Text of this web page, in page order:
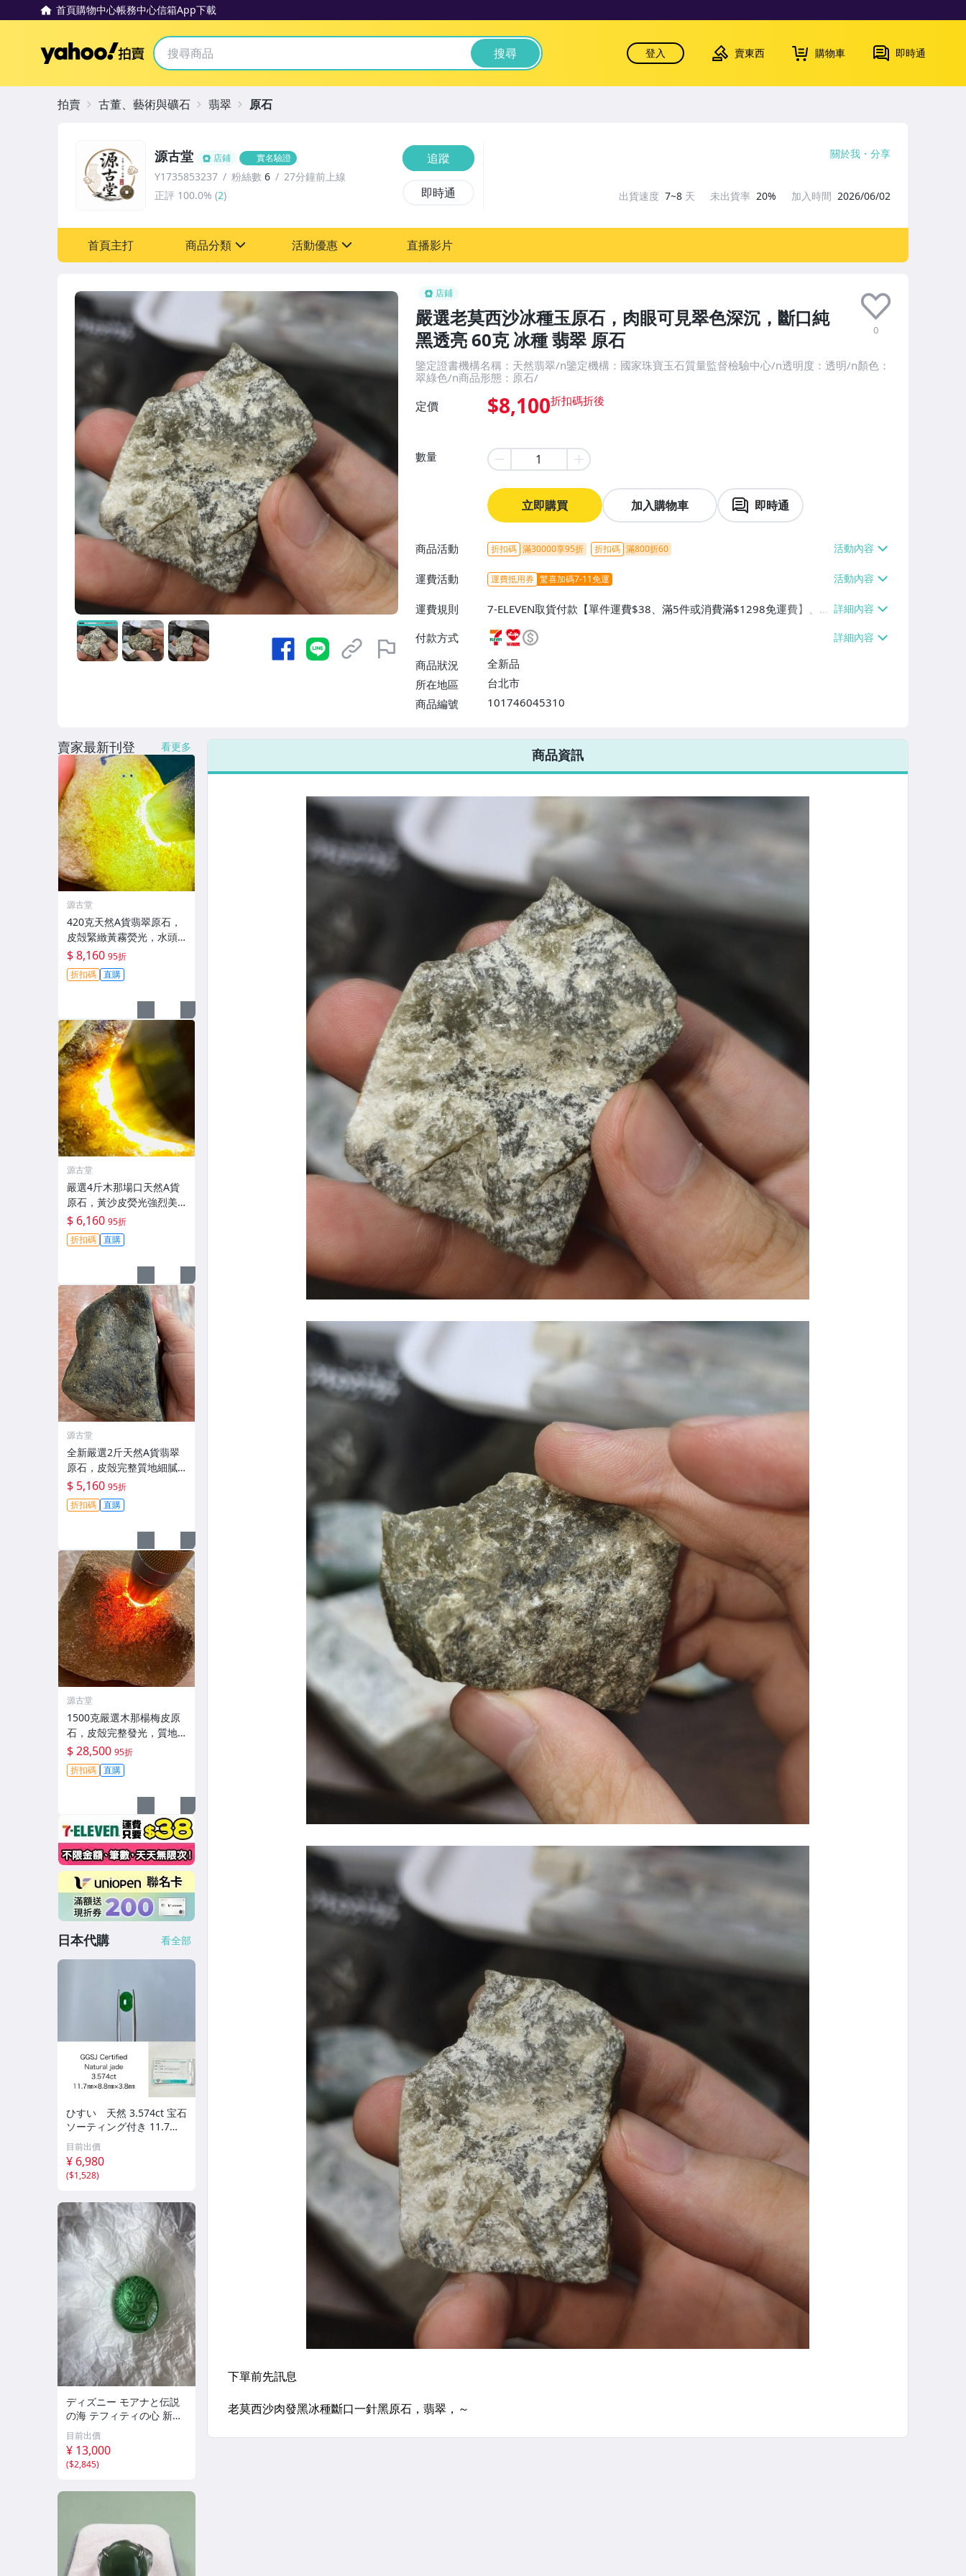
首頁購物中心帳務中心信箱App下載
Yahoo拍賣 搜尋 登入 賣東西 購物車 即時通
店鋪
嚴選老莫西沙冰種玉原石，肉眼可見翠色深沉，斷口純
黑透亮 60克 冰種 翡翠 原石
0
鑒定證書機構名稱：天然翡翠/n鑒定機構：國家珠寶玉石質量監督檢驗中心/n透明度：透明/n顏色：
翠綠色/n商品形態：原石/
定價 $8,100
數量
立即購買 加入購物車 即時通
商品活動 折扣碼 滿30000享95折 折扣碼 滿800折60
運費活動 運費抵用券 驚喜加碼7-11免運
運費規則
7-ELEVEN取貨付款【單件運費$38、滿5件或消費滿$1298免運費】、7-
ELEVEN取貨不付款【免運費】、萊爾富取貨付款【單件運費$60、滿5件
或消費滿$1298免運費】、宅配/貨運【單件運費$120、滿5件或消費滿
$1598免運費】
付款方式
商品狀況
全新品
所在地區
台北市
商品編號
101746045310
7-ELEVEN 運費只要38元
不限金額、筆數，筆筆優惠無限次！
源古堂 店鋪 實名驗證
Y1735853237 粉絲數 6
27分鐘前上線
正評 100.0% (2)
追蹤
即時通
關於我 分享
出貨速度 7~8 天 未出貨率 20% 加入時間 2026/06/02
首頁主打 商品分類 活動優惠
[全店] 粉絲專享
直播影片
拍賣 古董、藝術與礦石 翡翠 原石
商品資訊
賣家最新刊登 看更多
源古堂
420克天然A貨翡翠原石，
皮殻緊緻黃霧熒光，水頭
佳種水足，適合手鐲掛件
把件，新料未加工，保存
完美好檢測。 天然A貨翡
$ 8,160 95折
折扣碼 直購
源古堂
嚴選4斤木那場口天然A貨
原石，黃沙皮熒光強烈美
種水手鐲掛件料子，形體
規整待工，支持檢測未動
皮殼，沙粒感足細節私
$ 6,160 95折
折扣碼 直購
源古堂
全新嚴選2斤天然A貨翡翠
原石，皮殼完整質地細膩
未開料，保存良好，適合
雕刻優美手鐲，壓手感人
品相佳 天然A貨翡翠 碧玉
$ 5,160 95折
折扣碼 直購
源古堂
1500克嚴選木那楊梅皮原
石，皮殼完整發光，質地
細膩適合精工雕琢玩冰春
手鏈#A貨翡翠 #木那楊梅
皮 #玩冰春
$ 28,500 95折
折扣碼 直購
日本代購 看全部
ひすい 天然 3.574ct 宝石
ソーティング付き 11.7㎜×
8.8㎜×3.8㎜ ルース（ 裸石
） Y10181SA
目前出價
¥ 6,980
($1,528)
ディズニー モアナと伝説
の海 テフィティの心 新
品 未開封
目前出價
¥ 13,000
($2,845)